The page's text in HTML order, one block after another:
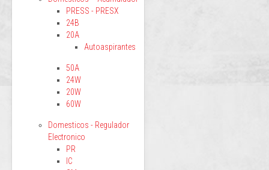
PRESS - PRESX
24B
20A
Autoaspirantes
50A
24W
20W
60W
Domesticos - Regulador
Electronico
PR
IC